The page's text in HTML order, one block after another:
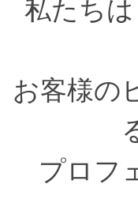
私たちは
お客様の
プロフ